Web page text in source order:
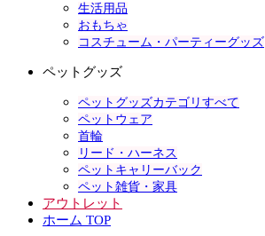
生活用品
おもちゃ
コスチューム・パーティーグッズ
ペットグッズ
ペットグッズカテゴリすべて
ペットウェア
首輪
リード・ハーネス
ペットキャリーバック
ペット雑貨・家具
アウトレット
ホーム TOP